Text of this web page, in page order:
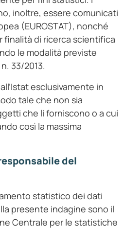
inoltre, essere comunicati
(EUROSTAT), nonché
finalità di ricerca scientifica
le modalità previste
33/2013.
esclusivamente in
tale che non sia
che li forniscono o a cui
così la massima
del
statistico dei dati
presente indagine sono il
Centrale per le statistiche